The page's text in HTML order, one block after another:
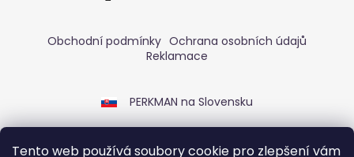
Tento web používá soubory cookie pro zlepšení vám
Obchodní podmínky Ochrana osobních údajů
Reklamace
PERKMAN na Slovensku